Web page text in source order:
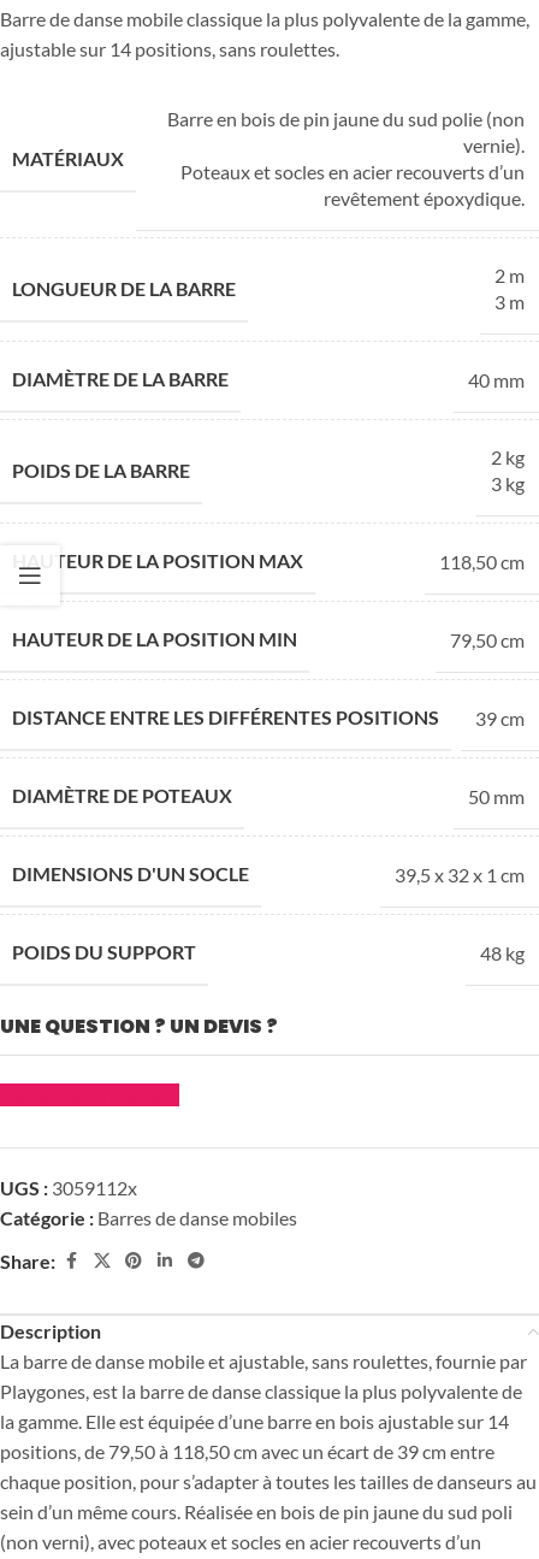
Barre de danse mobile classique la plus polyvalente de la gamme,
ajustable sur 14 positions, sans roulettes.
MATÉRIAUX
Barre en bois de pin jaune du sud polie (non
vernie).
Poteaux et socles en acier recouverts d’un
revêtement époxydique.
LONGUEUR DE LA BARRE
2 m
3 m
DIAMÈTRE DE LA BARRE 40 mm
POIDS DE LA BARRE
2 kg
3 kg
HAUTEUR DE LA POSITION MAX 118,50 cm
HAUTEUR DE LA POSITION MIN 79,50 cm
DISTANCE ENTRE LES DIFFÉRENTES POSITIONS 39 cm
DIAMÈTRE DE POTEAUX 50 mm
DIMENSIONS D'UN SOCLE 39,5 x 32 x 1 cm
POIDS DU SUPPORT 48 kg
UNE QUESTION ? UN DEVIS ?
UGS : 3059112x
Catégorie : Barres de danse mobiles
Share:
Description
La barre de danse mobile et ajustable, sans roulettes, fournie par
Playgones, est la barre de danse classique la plus polyvalente de
la gamme. Elle est équipée d’une barre en bois ajustable sur 14
positions, de 79,50 à 118,50 cm avec un écart de 39 cm entre
chaque position, pour s’adapter à toutes les tailles de danseurs au
sein d’un même cours. Réalisée en bois de pin jaune du sud poli
(non verni), avec poteaux et socles en acier recouverts d’un